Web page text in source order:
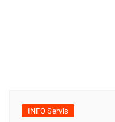
INFO Servis